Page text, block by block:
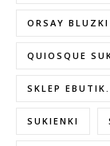
ORSAY
QUIOSQUE
SKLEP
SUKIENKI